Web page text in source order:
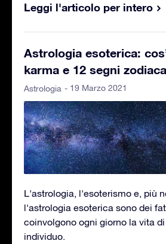
Leggi l'articolo per intero
Astrologia esoterica:
karma e 12 segni
Astrologia - 19 Marzo 2021
L'astrologia, l'esoterismo e, più
l'astrologia esoterica sono dei
coinvolgono ogni giorno la vita
individuo.